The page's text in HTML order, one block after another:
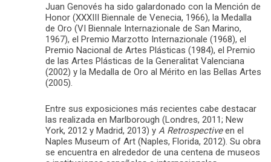
Juan Genovés ha sido galardonado con la Mención de
Honor (XXXIII Biennale de Venecia, 1966), la Medalla
de Oro (VI Biennale Internazionale de San Marino,
1967), el Premio Marzotto Internazionale (1968), el
Premio Nacional de Artes Plásticas (1984), el Premio
de las Artes Plásticas de la Generalitat Valenciana
(2002) y la Medalla de Oro al Mérito en las Bellas Artes
(2005).
Entre sus exposiciones más recientes cabe destacar
las realizada en Marlborough (Londres, 2011; New
York, 2012 y Madrid, 2013) y A Retrospectiveen el
Naples Museum of Art (Naples, Florida, 2012). Su obra
se encuentra en alrededor de una centena de museos